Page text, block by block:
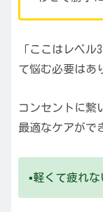
「ここはレベ
て悩む必要はあ
コンセントに繋
最適なケアがで
▪️軽くて疲れ